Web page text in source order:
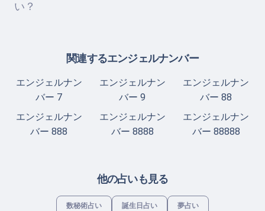
い？
関連するエンジェルナンバー
エンジェルナン
バー 7
エンジェルナン
バー 9
エンジェルナン
バー 88
エンジェルナン
バー 888
エンジェルナン
バー 8888
エンジェルナン
バー 88888
他の占いも見る
数秘術占い 誕生日占い 夢占い